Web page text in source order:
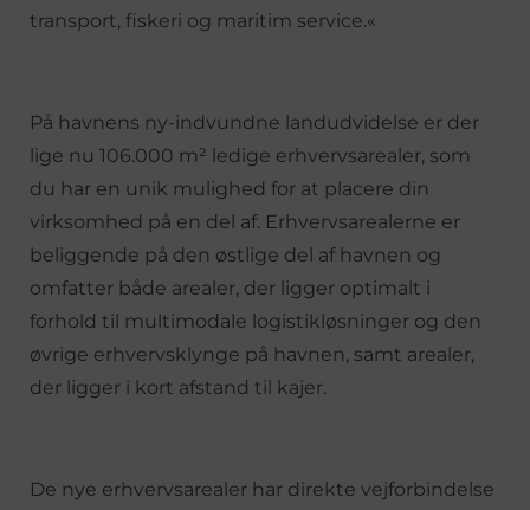
transport, fiskeri og maritim service.«
På havnens ny-indvundne landudvidelse er der
lige nu 106.000 m² ledige erhvervsarealer, som
du har en unik mulighed for at placere din
virksomhed på en del af. Erhvervsarealerne er
beliggende på den østlige del af havnen og
omfatter både arealer, der ligger optimalt i
forhold til multimodale logistikløsninger og den
øvrige erhvervsklynge på havnen, samt arealer,
der ligger i kort afstand til kajer.
De nye erhvervsarealer har direkte vejforbindelse